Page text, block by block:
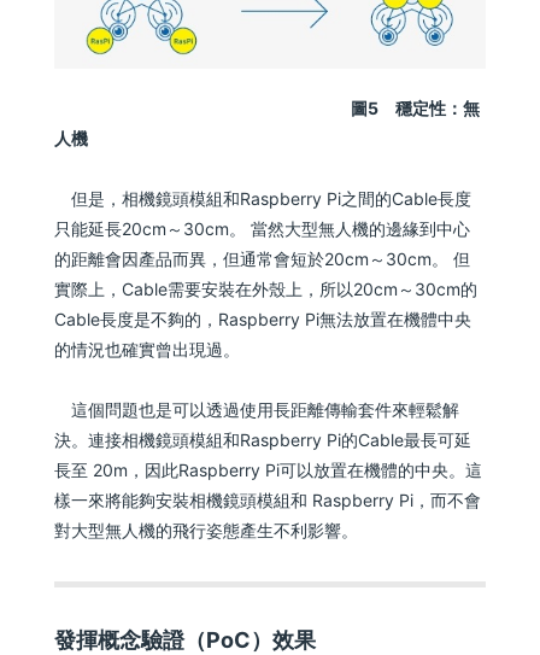
圖5 穩定性：無
人機
但是，相機鏡頭模組和Raspberry Pi之間的Cable長度
只能延長20cm～30cm。 當然大型無人機的邊緣到中心
的距離會因產品而異，但通常會短於20cm～30cm。 但
實際上，Cable需要安裝在外殼上，所以20cm～30cm的
Cable長度是不夠的，Raspberry Pi無法放置在機體中央
的情況也確實曾出現過。
這個問題也是可以透過使用長距離傳輸套件來輕鬆解
決。連接相機鏡頭模組和Raspberry Pi的Cable最長可延
長至 20m，因此Raspberry Pi可以放置在機體的中央。這
樣一來將能夠安裝相機鏡頭模組和 Raspberry Pi，而不會
對大型無人機的飛行姿態產生不利影響。
發揮概念驗證（PoC）效果